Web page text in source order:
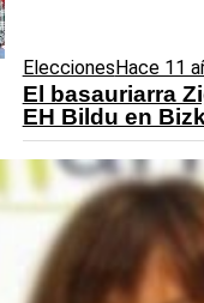
EleccionesHace 11
El basauriarra
EH Bildu en